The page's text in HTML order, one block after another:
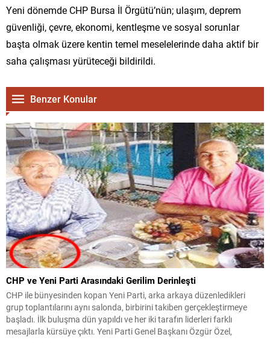
Yeni dönemde CHP Bursa İl Örgütü’nün; ulaşım, deprem
güvenliği, çevre, ekonomi, kentleşme ve sosyal sorunlar
başta olmak üzere kentin temel meselelerinde daha aktif bir
saha çalışması yürüteceği bildirildi.
Benzer Konular
CHP ve Yeni Parti Arasındaki Gerilim Derinleşti
CHP ile bünyesinden kopan Yeni Parti, arka arkaya düzenledikleri
grup toplantılarını aynı salonda, birbirini takiben gerçekleştirmeye
başladı. İlk buluşma dün yapıldı ve her iki tarafın liderleri farklı
mesajlarla kürsüye çıktı. Yeni Parti Genel Başkanı Özgür Özel,